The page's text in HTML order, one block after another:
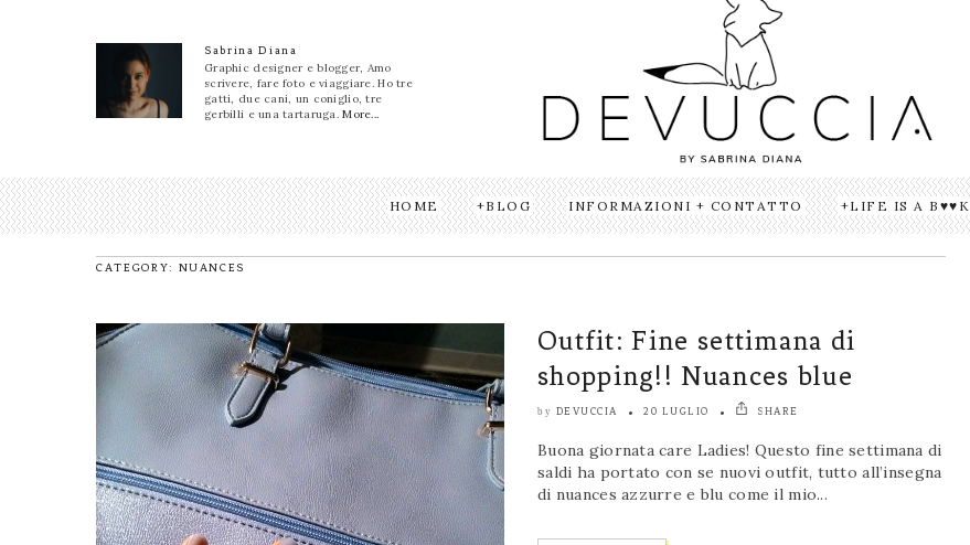
Sabrina Diana
Graphic designer e blogger, Amo
scrivere, fare foto e viaggiare. Ho tre
gatti, due cani, un coniglio, tre
gerbilli e una tartaruga.More...
HOME BLOG INFORMAZIONI + CONTATTO LIFE IS A B♥♥K
CATEGORY: NUANCES
Outfit: Fine settimana di
shopping!! Nuances blue
by DEVUCCIA 20 LUGLIO SHARE
Buona giornata care Ladies! Questo fine settimana di
saldi ha portato con se nuovi outfit, tutto all’insegna
di nuances azzurre e blu come il mio...